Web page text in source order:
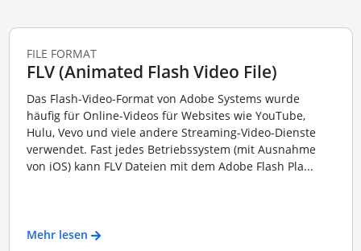
FILE FORMAT
FLV (Animated Flash Video File)
Das Flash-Video-Format von Adobe Systems wurde
häufig für Online-Videos für Websites wie YouTube,
Hulu, Vevo und viele andere Streaming-Video-Dienste
verwendet. Fast jedes Betriebssystem (mit Ausnahme
von iOS) kann FLV Dateien mit dem Adobe Flash Pla...
Mehr lesen